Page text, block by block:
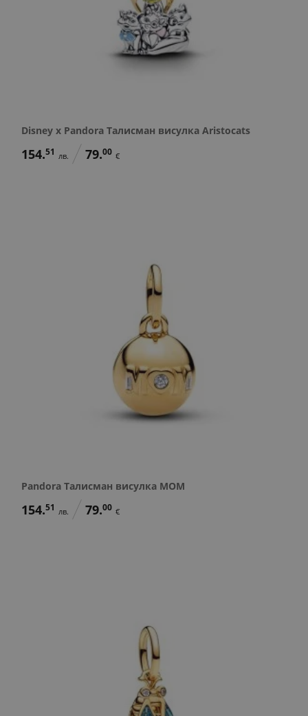
Disney x Pandora Талисман висулка Aristocats
154.51 лв. 79.00 €
Pandora Талисман висулка MOM
154.51 лв. 79.00 €